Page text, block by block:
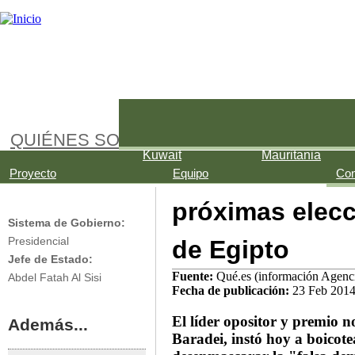
El Baradei
próximas
de Egipto
Fuente: Qué.es (información
Fecha de publicación: 23 Feb 2014
El líder opositor y premio
Baradei, instó hoy a
QUIÉNES SOMOS
Proyecto Equipo
Kuwait
Mauritania
Egipto
Sistema de Gobierno:
Presidencial
Jefe de Estado:
Abdel Fatah Al Sisi
Además...